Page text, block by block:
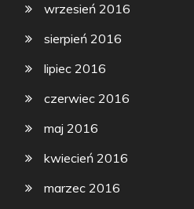
wrzesień 2016
sierpień 2016
lipiec 2016
czerwiec 2016
maj 2016
kwiecień 2016
marzec 2016